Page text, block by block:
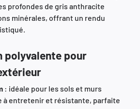
profondes de gris anthracite
minérales, offrant un rendu
polyvalente pour
: idéale pour les sols et murs
à entretenir et résistante, parfaite